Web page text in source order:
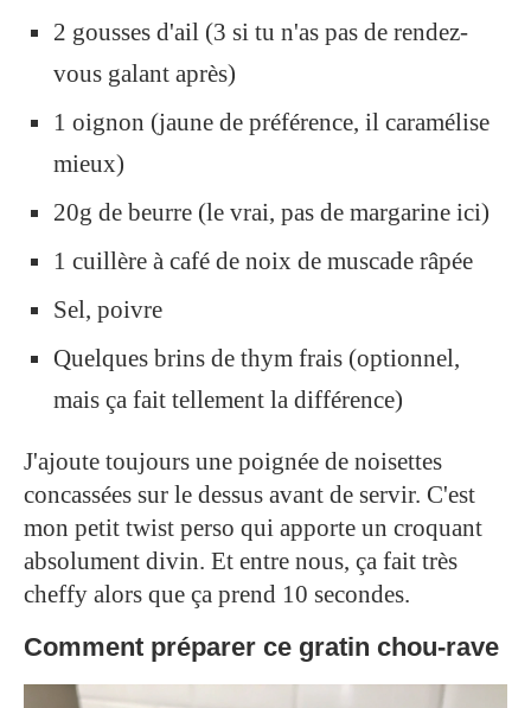
2 gousses d'ail (3 si tu n'as pas de rendez-
vous galant après)
1 oignon (jaune de préférence, il caramélise
mieux)
20g de beurre (le vrai, pas de margarine ici)
1 cuillère à café de noix de muscade râpée
Sel, poivre
Quelques brins de thym frais (optionnel,
mais ça fait tellement la différence)
J'ajoute toujours une poignée de noisettes
concassées sur le dessus avant de servir. C'est
mon petit twist perso qui apporte un croquant
absolument divin. Et entre nous, ça fait très
cheffy alors que ça prend 10 secondes.
Comment préparer ce gratin chou-rave